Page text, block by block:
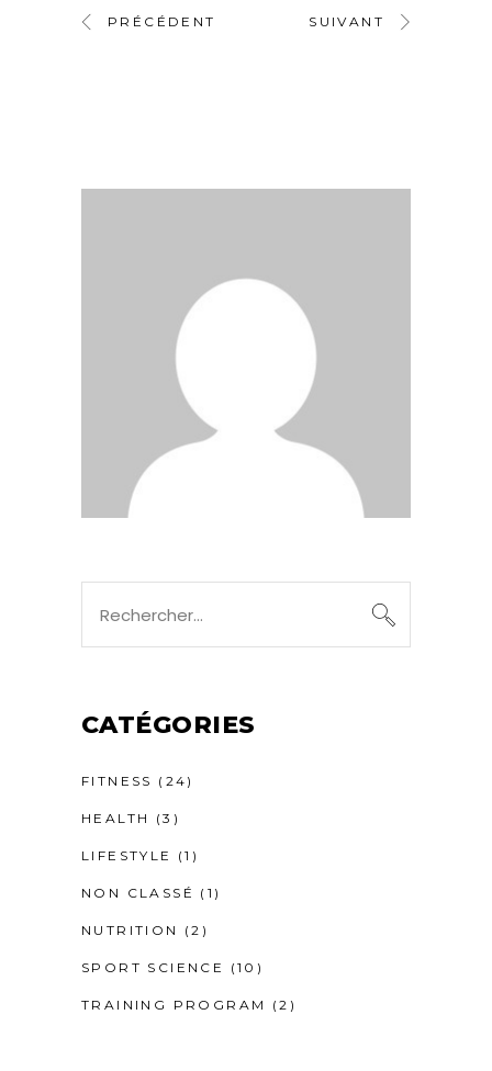
PRÉCÉDENT SUIVANT
pour
:
CATÉGORIES
FITNESS (24)
HEALTH (3)
LIFESTYLE (1)
NON CLASSÉ (1)
NUTRITION (2)
SPORT SCIENCE (10)
TRAINING PROGRAM (2)